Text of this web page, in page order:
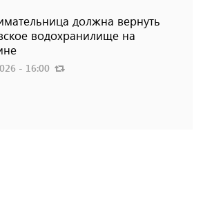
должна вернуть
водохранилище на
- 16:00